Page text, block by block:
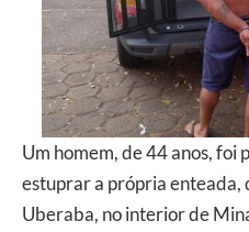
Um homem, de 44 anos, foi
estuprar a própria enteada,
Uberaba, no interior de